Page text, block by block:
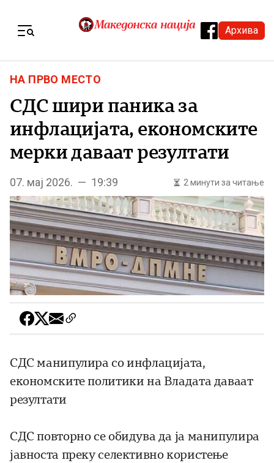
Архива
НА ПРВО МЕСТО
СДС шири паника за
инфлацијата, економските
мерки даваат резултати
07. мај 2026. — 19:39 2 минути за читање
СДС манипулира со инфлацијата,
економските политики на Владата даваат
резултати
СДС повторно се обидува да ја манипулира
јавноста преку селективно користење